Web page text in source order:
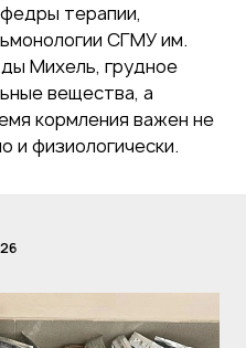
терапии,
СГМУ им.
Михель, грудное
вещества, а
кормления важен не
и физиологически.